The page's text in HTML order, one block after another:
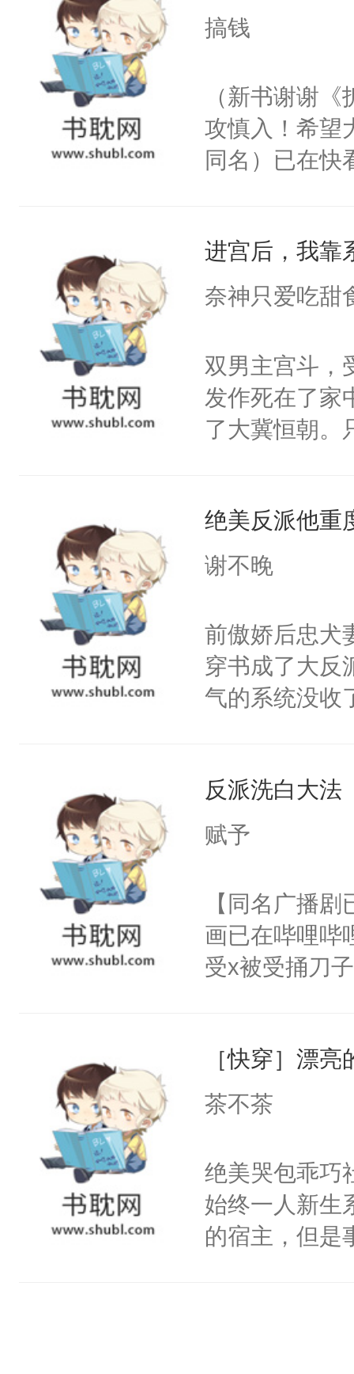
用力——为你
搞钱
（新书谢谢
攻慎入！希望
同名）已在快
成为所有白莲
I，他们决定
莲花可不止有
点脑袋，看着
常见问题一：
教科书版：“
母的微笑：“
留看着面前
人，突然醒悟
卫天还没亮，
腰：“陛下，
不好了！”“那
小白莲：“嘤
胡说，我没碰
不愧是大佬
悉，嗷？这不
可以先看仙帝
进宫后，我靠
奈神只爱吃甜
双男主宫斗，
发作死在了家
了大冀恒朝。
惜被人暗害，
绝。主神知晓
朝，一个从未
为三种性别。
构与男子相同
了一颗红色
人，最终坐上
绝美反派他重
谢不晚
前傲娇后忠犬
穿书成了大反
气的系统没收
用见人，因为
言神龙见首不
名蛇蛇，跟
不知道，那小
头，魔尊墨宴
宴：柳折枝你
们竟然欺负
宴：要不你
来……“蛇蛇，
堂魔尊……行
位，当日就抢
神偏执：不许
反派洗白大法
赋予
【同名广播
画已在哔哩哔
受x被受捅刀
病，一个个
上了还是无动
间变脸背叛他
的恶事他都对
一个权力滔天
右男主又报复
［快穿］漂
茶不茶
绝美哭包乖巧
始终一人新生
的宿主，但